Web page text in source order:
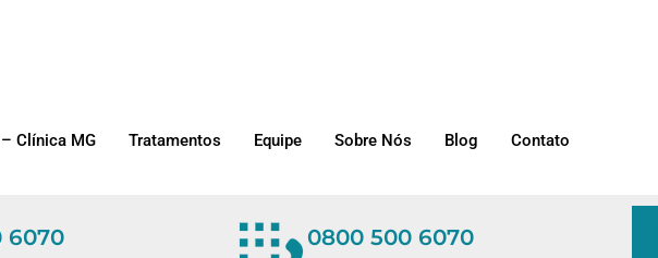
Clínica MG Tratamentos Equipe Sobre Nós Blog Contato
6070 0800 500 6070